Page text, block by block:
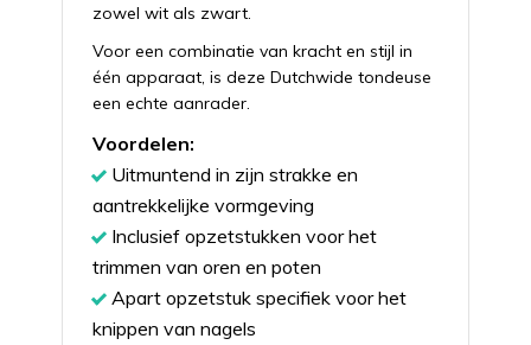
zowel wit als zwart.
Voor een combinatie van kracht en stijl in
één apparaat, is deze Dutchwide tondeuse
een echte aanrader.
Voordelen:
Uitmuntend in zijn strakke en
aantrekkelijke vormgeving
Inclusief opzetstukken voor het
trimmen van oren en poten
Apart opzetstuk specifiek voor het
knippen van nagels